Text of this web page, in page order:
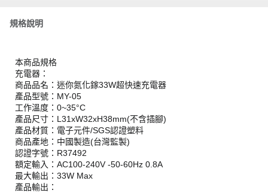
規格說明
本商品規格
充電器：
商品品名：迷你氮化鎵33W超快速充電器
產品型號：MY-05
工作溫度：0~35°C
產品尺寸：L31xW32xH38mm(不含插腳)
產品材質：電子元件/SGS認證塑料
商品產地：中國製造(台灣監製)
認證字號：R37492
額定輸入：AC100-240V -50-60Hz 0.8A
最大輸出：33W Max
產品輸出：